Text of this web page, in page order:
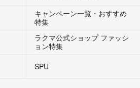
キャンペーン一覧・おすすめ
特集
ラクマ公式ショップ ファッシ
ョン特集
SPU